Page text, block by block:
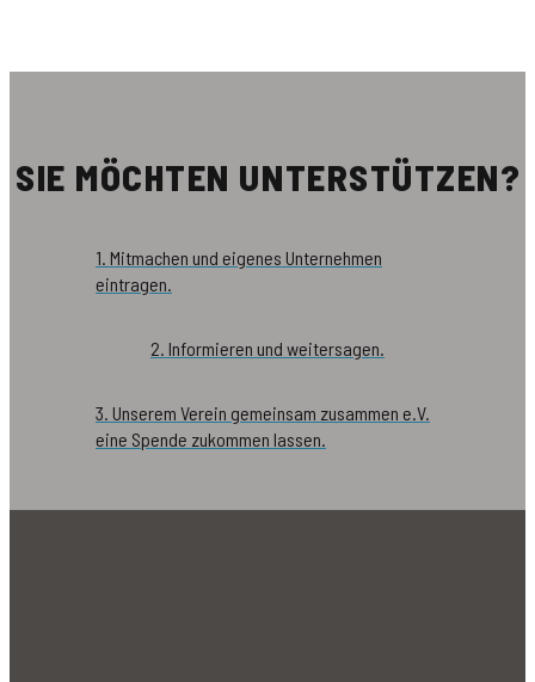
SIE MÖCHTEN UNTERSTÜTZEN?
1. Mitmachen und eigenes Unternehmen
eintragen.
2. Informieren und weitersagen.
3. Unserem Verein gemeinsam zusammen e.V.
eine Spende zukommen lassen.